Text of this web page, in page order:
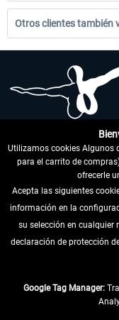
Otros clientes también
ENLACES
Utilizamos cookies Algunos
para el carrito de
ofrecerle
Acepta las siguientes
información en la
su selección en cualquier
declaración de protección
Google Tag Manager: